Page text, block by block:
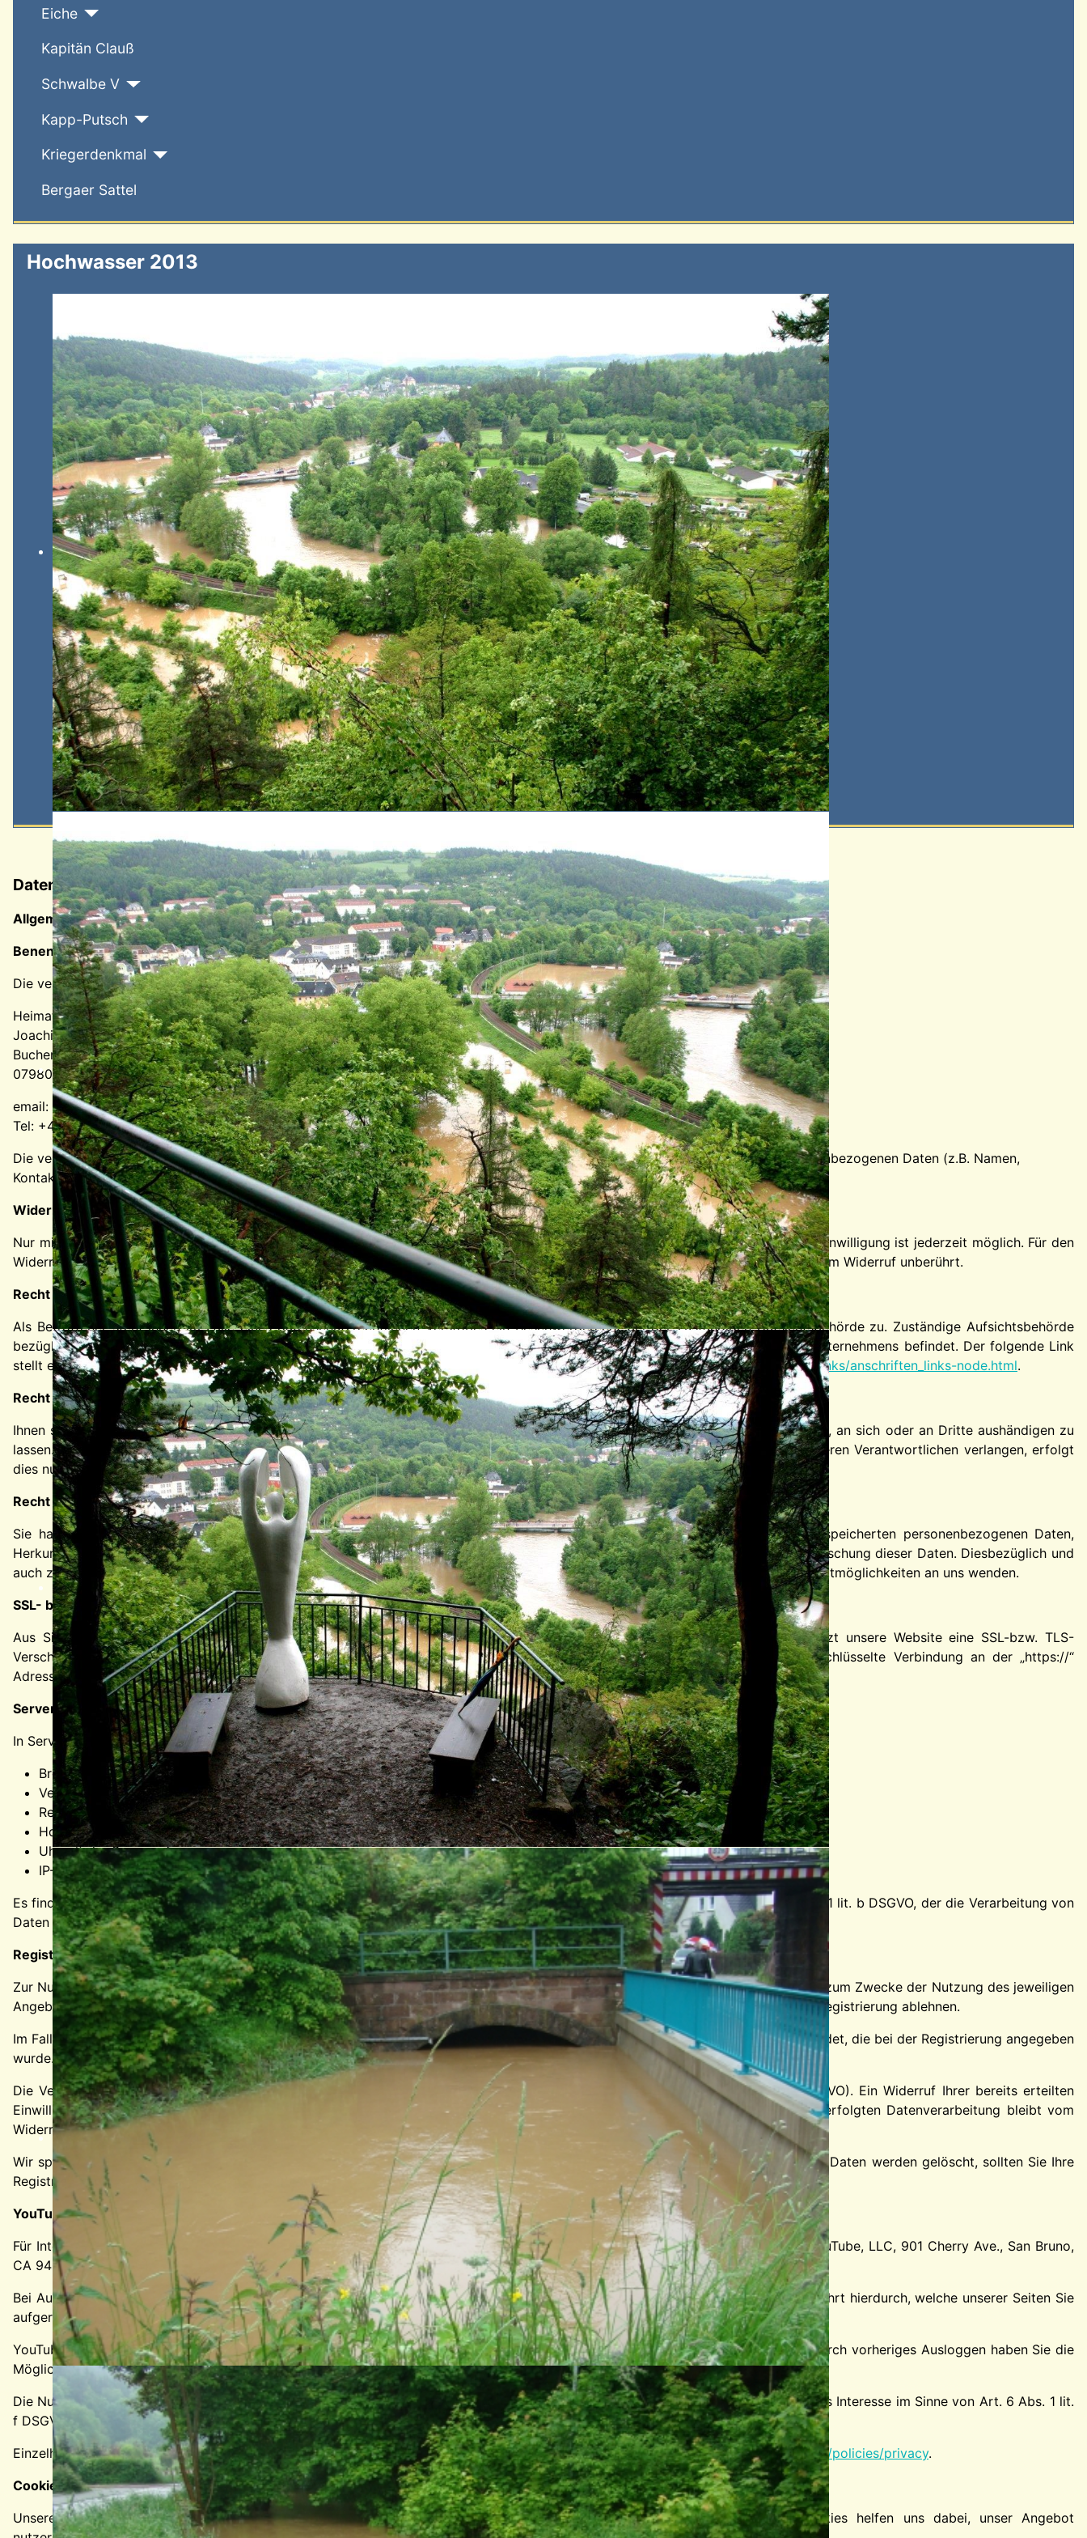
Eiche
Kapitän Clauß
Schwalbe V
Kapp-Putsch
Kriegerdenkmal
Bergaer Sattel
Hochwasser 2013
Datenschutzerklärung
Allgemeiner Hinweis und Pflichtinformationen
Benennung der verantwortlichen Stelle
Die verantwortliche Stelle für die Datenverarbeitung auf dieser Website ist:
Heimat- und Geschichtsverein Berga/Elster e.V.
Joachim Richter
Buchenwaldstr. 7
07980 Berga
email: webmaster@heimatverein-berga-elster.de
Tel: +49 36623 164972
Die verantwortliche Stelle entscheidet allein oder gemeinsam mit anderen über die Zwecke und Mittel der Verarbeitung von personenbezogenen Daten (z.B. Namen,
Kontaktdaten o. ä.).
Widerruf Ihrer Einwilligung zur Datenverarbeitung
Nur mit Ihrer ausdrücklichen Einwilligung sind einige Vorgänge der Datenverarbeitung möglich. Ein Widerruf Ihrer bereits erteilten Einwilligung ist jederzeit möglich. Für den
Widerruf genügt eine formlose Mitteilung per E-Mail. Die Rechtmäßigkeit der bis zum Widerruf erfolgten Datenverarbeitung bleibt vom Widerruf unberührt.
Recht auf Beschwerde bei der zuständigen Aufsichtsbehörde
Als Betroffener steht Ihnen im Falle eines datenschutzrechtlichen Verstoßes ein Beschwerderecht bei der zuständigen Aufsichtsbehörde zu. Zuständige Aufsichtsbehörde
bezüglich datenschutzrechtlicher Fragen ist der Landesdatenschutzbeauftragte des Bundeslandes, in dem sich der Sitz unseres Unternehmens befindet. Der folgende Link
stellt eine Liste der Datenschutzbeauftragten sowie deren Kontaktdaten bereit:
https://www.bfdi.bund.de/DE/Infothek/Anschriften_Links/anschriften_links-node.html.
Recht auf Datenübertragbarkeit
Ihnen steht das Recht zu, Daten, die wir auf Grundlage Ihrer Einwilligung oder in Erfüllung eines Vertrags automatisiert verarbeiten, an sich oder an Dritte aushändigen zu
lassen. Die Bereitstellung erfolgt in einem maschinenlesbaren Format. Sofern Sie die direkte Übertragung der Daten an einen anderen Verantwortlichen verlangen, erfolgt
dies nur, soweit es technisch machbar ist.
Recht auf Auskunft, Berichtigung, Sperrung, Löschung
Sie haben jederzeit im Rahmen der geltenden gesetzlichen Bestimmungen das Recht auf unentgeltliche Auskunft über Ihre gespeicherten personenbezogenen Daten,
Herkunft der Daten, deren Empfänger und den Zweck der Datenverarbeitung und ggf. ein Recht auf Berichtigung, Sperrung oder Löschung dieser Daten. Diesbezüglich und
auch zu weiteren Fragen zum Thema personenbezogene Daten können Sie sich jederzeit über die im Impressum aufgeführten Kontaktmöglichkeiten an uns wenden.
SSL- bzw. TLS-Verschlüsselung
Aus Sicherheitsgründen und zum Schutz der Übertragung vertraulicher Inhalte, die Sie an uns als Seitenbetreiber senden, nutzt unsere Website eine SSL-bzw. TLS-
Verschlüsselung. Damit sind Daten, die Sie über diese Website übermitteln, für Dritte nicht mitlesbar. Sie erkennen eine verschlüsselte Verbindung an der „https://“
Adresszeile Ihres Browsers und am Schloss-Symbol in der Browserzeile.
Server-Log-Dateien
In Server-Log-Dateien speichern wir automatisch Informationen, die Ihr Browser automatisch an uns übermittelt. Dies sind:
Browsertyp und Browserversion
Verwendetes Betriebssystem
Referrer URL
Hostname des zugreifenden Rechners
Uhrzeit der Serveranfrage
IP-Adresse
Es findet keine Zusammenführung dieser Daten mit anderen Datenquellen statt. Grundlage der Datenverarbeitung bildet Art. 6 Abs. 1 lit. b DSGVO, der die Verarbeitung von
Daten zur Erfüllung eines Vertrags oder vorvertraglicher Maßnahmen gestattet.
Registrierung auf dieser Website
Zur Nutzung bestimmter Funktionen können Sie sich auf unserer Website registrieren. Die übermittelten Daten dienen ausschließlich zum Zwecke der Nutzung des jeweiligen
Angebotes oder Dienstes. Bei der Registrierung abgefragte Pflichtangaben sind vollständig anzugeben. Andernfalls werden wir die Registrierung ablehnen.
Im Falle wichtiger Änderungen, etwa aus technischen Gründen, informieren wir Sie per E-Mail. Die E-Mail wird an die Adresse versendet, die bei der Registrierung angegeben
wurde.
Die Verarbeitung der bei der Registrierung eingegebenen Daten erfolgt auf Grundlage Ihrer Einwilligung (Art. 6 Abs. 1 lit. a DSGVO). Ein Widerruf Ihrer bereits erteilten
Einwilligung ist jederzeit möglich. Für den Widerruf genügt eine formlose Mitteilung per E-Mail. Die Rechtmäßigkeit der bereits erfolgten Datenverarbeitung bleibt vom
Widerruf unberührt.
Wir speichern die bei der Registrierung erfassten Daten während des Zeitraums, den Sie auf unserer Website registriert sind. Ihren Daten werden gelöscht, sollten Sie Ihre
Registrierung aufheben. Gesetzliche Aufbewahrungsfristen bleiben unberührt.
YouTube
Für Integration und Darstellung von Videoinhalten nutzt unsere Website Plugins von YouTube. Anbieter des Videoportals ist die YouTube, LLC, 901 Cherry Ave., San Bruno,
CA 94066, USA.
Bei Aufruf einer Seite mit integriertem YouTube-Plugin wird eine Verbindung zu den Servern von YouTube hergestellt. YouTube erfährt hierdurch, welche unserer Seiten Sie
aufgerufen haben.
YouTube kann Ihr Surfverhalten direkt Ihrem persönlichen Profil zuzuordnen, sollten Sie in Ihrem YouTube Konto eingeloggt sein. Durch vorheriges Ausloggen haben Sie die
Möglichkeit, dies zu unterbinden.
Die Nutzung von YouTube erfolgt im Interesse einer ansprechenden Darstellung unserer Online-Angebote. Dies stellt ein berechtigtes Interesse im Sinne von Art. 6 Abs. 1 lit.
f DSGVO dar.
Einzelheiten zum Umgang mit Nutzerdaten finden Sie in der Datenschutzerklärung von YouTube unter:https://www.google.de/intl/de/policies/privacy.
Cookies
Unsere Website verwendet Cookies. Das sind kleine Textdateien, die Ihr Webbrowser auf Ihrem Endgerät speichert. Cookies helfen uns dabei, unser Angebot